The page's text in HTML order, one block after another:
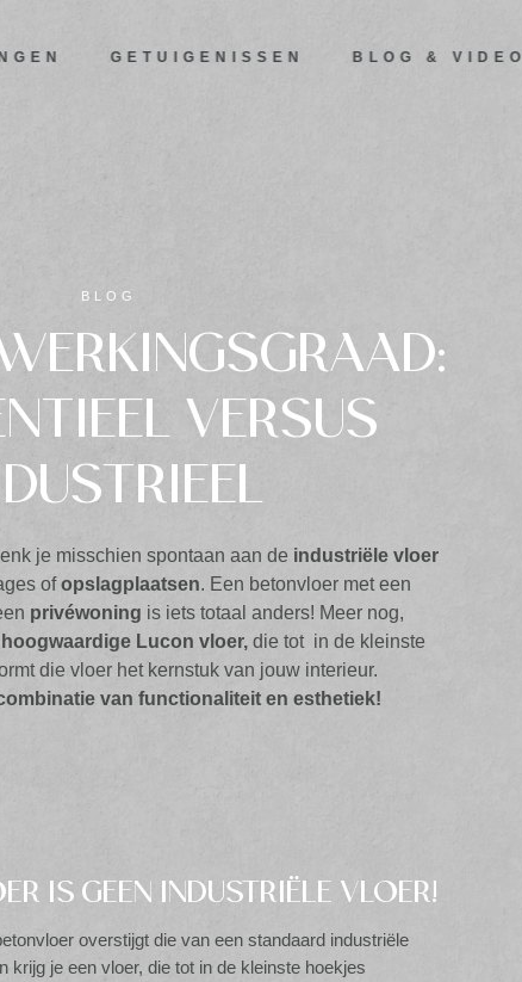
GETUIGENISSEN BLOG & VIDEO
Gebaseerd op 125 beoordelingen
BLOG
VERSUS
je misschien spontaan aan de industriële vloer
ofopslagplaatsen. Een betonvloer met een
privéwoning is iets totaal anders! Meer nog,
hoogwaardige Lucon vloer, die tot in de kleinste
die vloer het kernstuk van jouw interieur.
van functionaliteit en esthetiek!
IS GEEN INDUSTRIËLE VLOER!
overstijgt die van een standaard industriële
krijg je een vloer, die tot in de kleinste hoekjes